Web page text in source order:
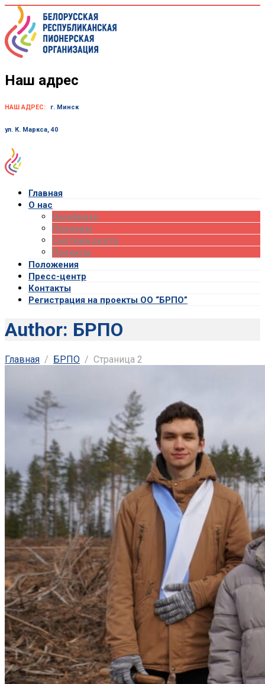
Skip
content
Наш адрес
НАШ АДРЕС: г. Минск
ул. К. Маркса, 40
Главная
О нас
Октябрята
Пионеры
Система роста
Проекты
Положения
Пресс-центр
Контакты
Регистрация на проекты ОО “БРПО”
Author: БРПО
Главная БРПО Страница 2